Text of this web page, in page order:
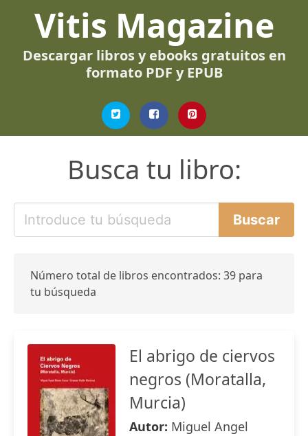
Vitis Magazine
Descargar libros y ebooks gratuitos en
formato PDF y EPUB
Busca tu libro:
Número total de libros encontrados: 39 para
tu búsqueda
El abrigo de ciervos
negros (Moratalla,
Murcia)
Autor: Miguel Angel